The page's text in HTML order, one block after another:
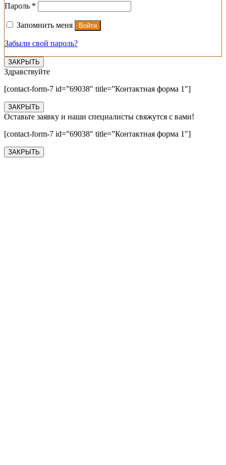
Пароль *
Запомнить меня Войти
Забыли свой пароль?
ЗАКРЫТЬ
Здравствуйте
[contact-form-7 id=”69038″ title=”Контактная форма 1″]
ЗАКРЫТЬ
Оставьте заявку и наши специалисты свяжутся с вами!
[contact-form-7 id=”69038″ title=”Контактная форма 1″]
ЗАКРЫТЬ